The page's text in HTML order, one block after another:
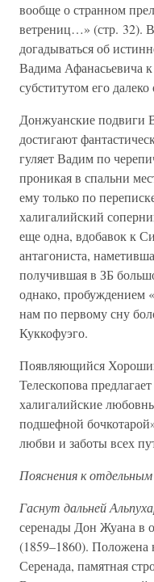
вообще о странном
ветрениц…» (стр. 32).
догадываться об
Вадима Афанасьевича
субститутом его
Донжуанские подвиги
достигают
гуляет Вадим по
проникая в спальни
ему только по
халигалийский
еще одна, вдобавок к
антагониста,
получившая в ЗБ
однако, пробуждением
нам по первому сну
Куккофуэго.
Появляющийся
Телескопова
халигалийские
подшефной
любви и заботы всех
Пояснения к
Гаснут дальней
серенады Дон Жуана в
(1859–1860).
Серенада, памятная